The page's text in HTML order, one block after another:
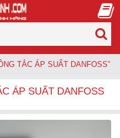
TẮC ÁP SUẤT DANFOSS”
ÁP SUẤT DANFOSS